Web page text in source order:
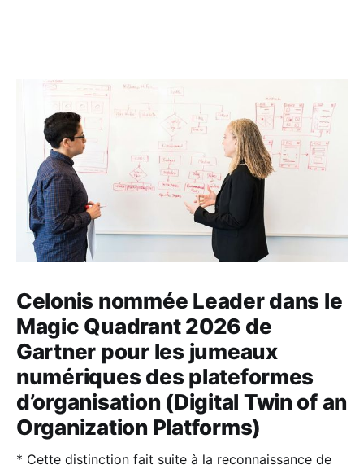
Celonis nommée Leader dans le
Magic Quadrant 2026 de
Gartner pour les jumeaux
numériques des plateformes
d’organisation (Digital Twin of an
Organization Platforms)
* Cette distinction fait suite à la reconnaissance de